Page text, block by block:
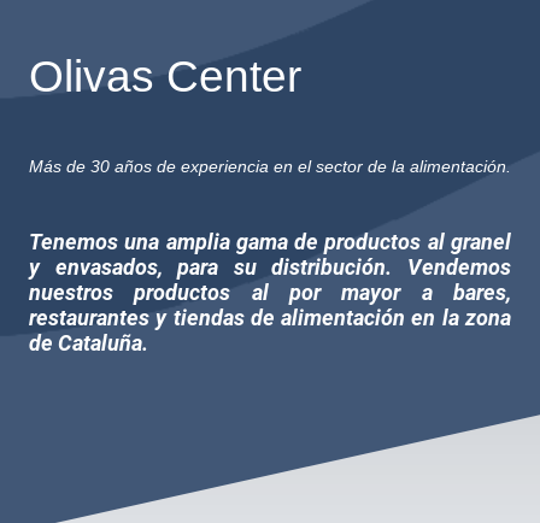
Olivas Center
Más de 30 años de experiencia en el sector de la alimentación.
Tenemos una amplia gama de productos al granel
y envasados, para su distribución. Vendemos
nuestros productos al por mayor a bares,
restaurantes y tiendas de alimentación en la zona
de Cataluña.